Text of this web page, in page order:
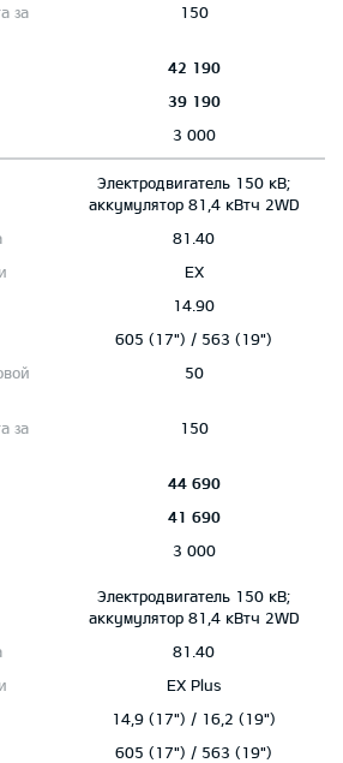
150
42 190
39 190
3 000
Электродвигатель 150 кВ;
aккумулятор 81,4 кВтч 2WD
81.40
EX
14.90
605 (17") / 563 (19")
50
150
44 690
41 690
3 000
Электродвигатель 150 кВ;
aккумулятор 81,4 кВтч 2WD
81.40
EX Plus
14,9 (17") / 16,2 (19")
605 (17") / 563 (19")